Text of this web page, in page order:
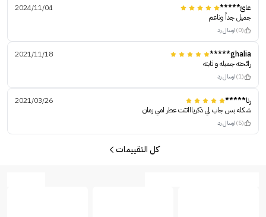
عائ*****
2024/11/04
جميل جداً وناعم
(0) ارسال رد
ghalia*****
2021/11/18
رائحته جميله و ثابته
(1) ارسال رد
رنا*****
2021/03/26
شكله بس جاب لي ذكرياااتتت عطر امي زمان
(5) ارسال رد
كل التقييمات